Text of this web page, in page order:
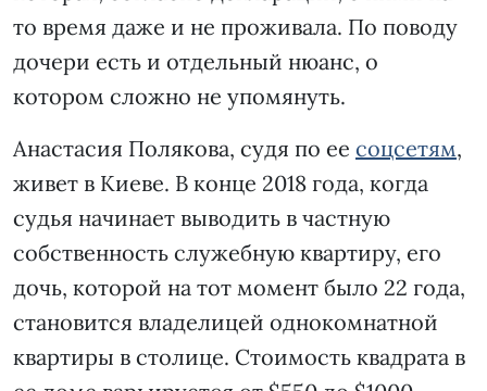
то время даже и не проживала. По поводу
дочери есть и отдельный нюанс, о
котором сложно не упомянуть.
Анастасия Полякова, судя по ее соцсетям,
живет в Киеве. В конце 2018 года, когда
судья начинает выводить в частную
собственность служебную квартиру, его
дочь, которой на тот момент было 22 года,
становится владелицей однокомнатной
квартиры в столице. Стоимость квадрата в